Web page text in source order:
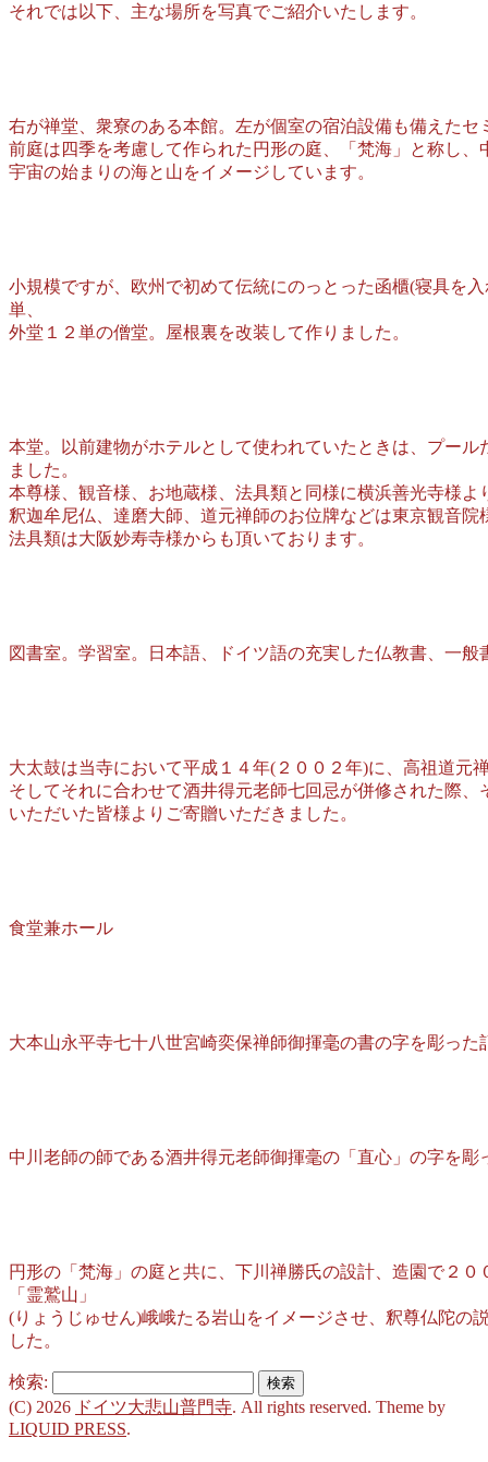
それでは以下、主な場所を写真でご紹介いたします。
右が禅堂、衆寮のある本館。左が個室の宿泊設備も備えたセ
前庭は四季を考慮して作られた円形の庭、「梵海」と称し、
宇宙の始まりの海と山をイメージしています。
小規模ですが、欧州で初めて伝統にのっとった函櫃(寝具を
単、
外堂１２単の僧堂。屋根裏を改装して作りました。
本堂。以前建物がホテルとして使われていたときは、プール
ました。
本尊様、観音様、お地蔵様、法具類と同様に横浜善光寺様よ
釈迦牟尼仏、達磨大師、道元禅師のお位牌などは東京観音院
法具類は大阪妙寿寺様からも頂いております。
図書室。学習室。日本語、ドイツ語の充実した仏教書、一般
大太鼓は当寺において平成１４年(２００２年)に、高祖道元
そしてそれに合わせて酒井得元老師七回忌が併修された際、
いただいた皆様よりご寄贈いただきました。
食堂兼ホール
大本山永平寺七十八世宮崎奕保禅師御揮毫の書の字を彫った
中川老師の師である酒井得元老師御揮毫の「直心」の字を彫
円形の「梵海」の庭と共に、下川禅勝氏の設計、造園で２
「霊鷲山」
(りょうじゅせん)峨峨たる岩山をイメージさせ、釈尊仏陀の
した。
検索:
(C) 2026 ドイツ大悲山普門寺. All rights reserved. Theme by
LIQUID PRESS.